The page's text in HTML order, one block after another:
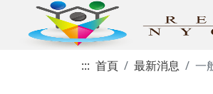
::: 首頁 最新消息 一